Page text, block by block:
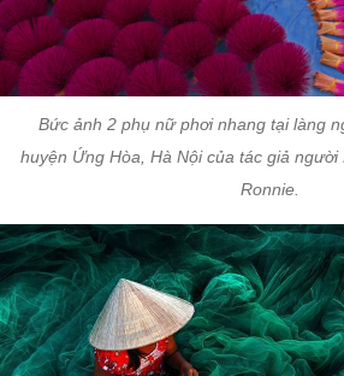
Bức ảnh 2 phụ nữ phơi nhang tại làng
huyện Ứng Hòa, Hà Nội của tác giả người
Ronnie.